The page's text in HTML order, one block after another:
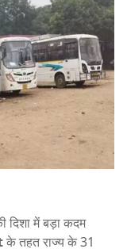
दिशा में बड़ा कदम
के तहत राज्य के 31